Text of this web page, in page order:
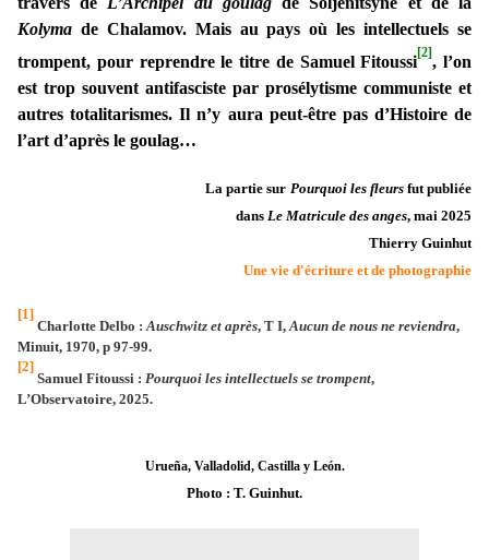
Kolyma de Chalamov. Mais au pays où les intellectuels se
trompent, pour reprendre le titre de Samuel Fitoussi[2], l’on
est trop souvent antifasciste par prosélytisme communiste et
autres totalitarismes. Il n’y aura peut-être pas d’Histoire de
l’art d’après le goulag…
La partie sur Pourquoi les fleurs fut publiée
dans Le Matricule des anges, mai 2025
Thierry Guinhut
Une vie d'écriture et de photographie
[1]
Charlotte Delbo :Auschwitz et après, T I,Aucun de nous ne reviendra,
Minuit, 1970, p 97-99.
[2]
Samuel Fitoussi : Pourquoi les intellectuels se trompent,
L’Observatoire, 2025.
Urueña, Valladolid, Castilla y León.
Photo : T. Guinhut.